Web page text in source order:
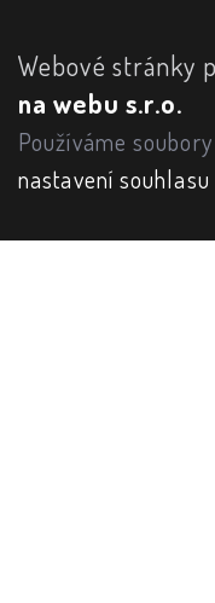
Webové stránky
na webu s.r.o.
Používáme
nastavení